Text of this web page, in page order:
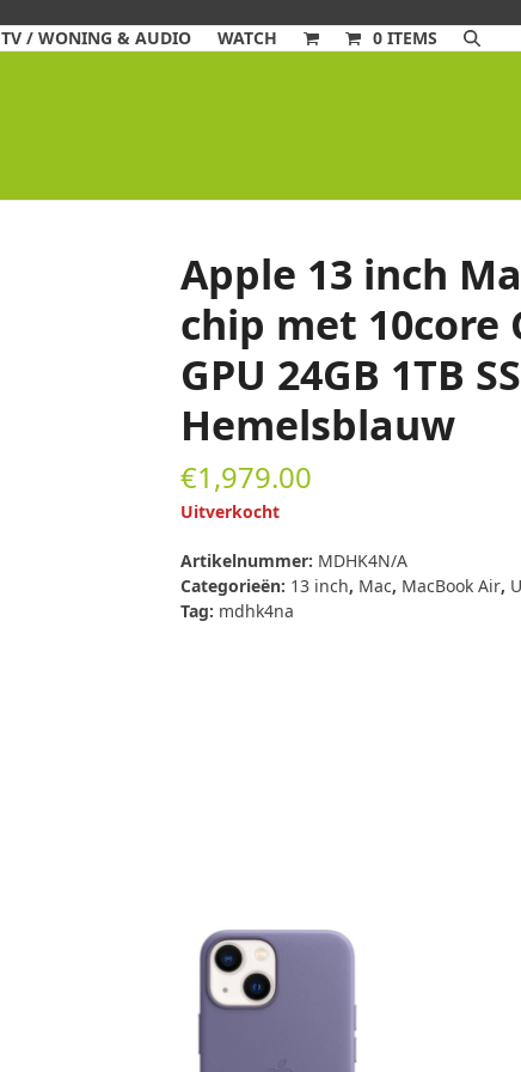
TV / WONING & AUDIO WATCH 0 ITEMS
Apple 13 inch
chip met 10core
GPU 24GB 1TB
Hemelsblauw
€1,979.00
Uitverkocht
Artikelnummer: MDHK4N/A
Categorieën: 13 inch, Mac, MacBook Air,
Tag: mdhk4na